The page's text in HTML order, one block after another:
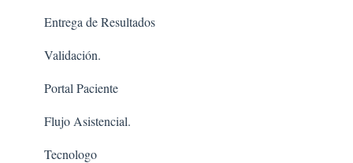
Entrega de Resultados
Validación.
Portal Paciente
Flujo Asistencial.
Tecnologo